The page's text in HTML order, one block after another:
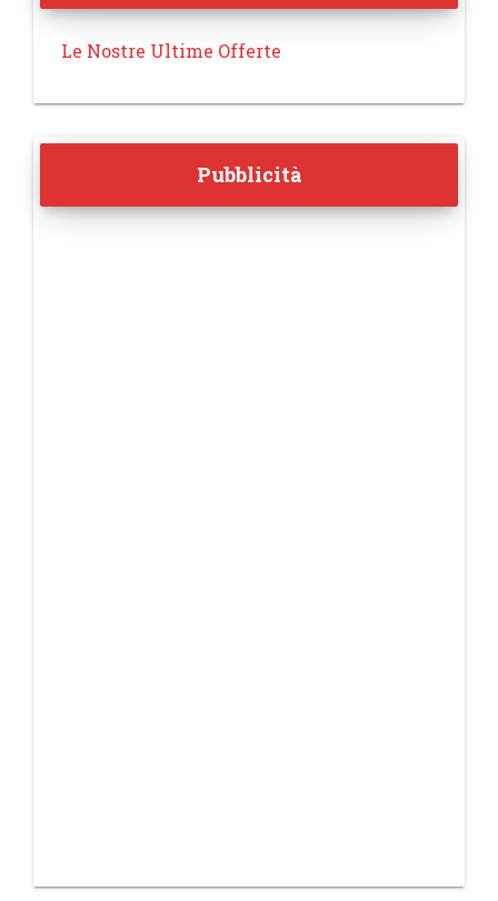
Le Nostre Ultime Offerte
Pubblicità